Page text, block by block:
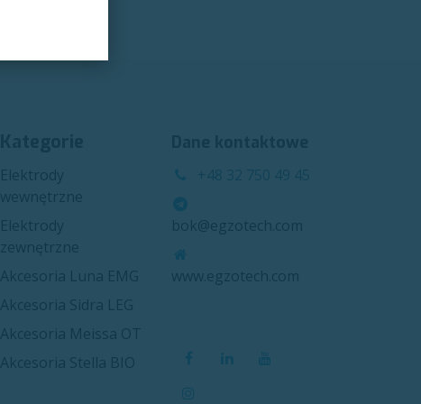
Elektrody
wewnętrzne
Elektrody
zewnętrzne
Akcesoria Luna EMG
Akcesoria Sidra LEG
Akcesoria Meissa OT
Akcesoria Stella BIO
+48 32 750 49 45
bok@egzotech.com
www.egzotech.com